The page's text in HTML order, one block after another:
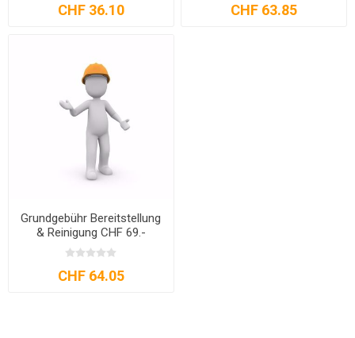
CHF 36.10 CHF 63.85
Grundgebühr Bereitstellung
& Reinigung CHF 69.-
CHF 64.05